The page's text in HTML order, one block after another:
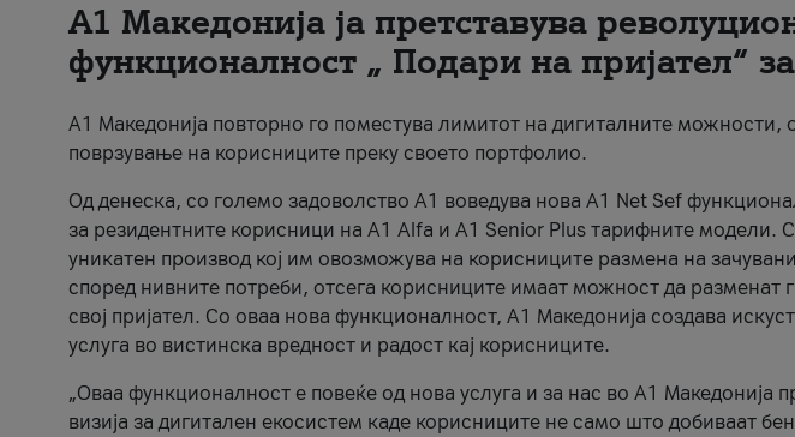
А1 Македонија ја претставува
функционалност „ Подари на пријател“
А1 Македонија повторно го поместува лимитот на дигиталните можности,
поврзување на корисниците преку своето портфолио.
Од денеска, со големо задоволство А1 воведува нова A1 Net Sef
за резидентните корисници на А1 Alfa и A1 Senior Plus тарифните модели.
уникатен производ кој им овозможува на корисниците размена на
според нивните потреби, отсега корисниците имаат можност да разменат
свој пријател. Со оваа нова функционалност, А1 Македонија создава
услуга во вистинска вредност и радост кај корисниците.
„Оваа функционалност е повеќе од нова услуга и за нас во А1 Македонија
визија за дигитален екосистем каде корисниците не само што добиваат